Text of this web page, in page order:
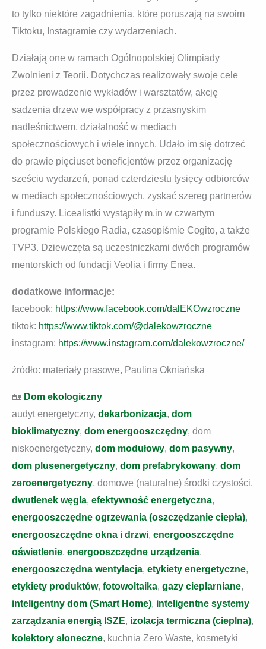
to tylko niektóre zagadnienia, które poruszają na swoim
Tiktoku, Instagramie czy wydarzeniach.
Działają one w ramach Ogólnopolskiej Olimpiady
Zwolnieni z Teorii. Dotychczas realizowały swoje cele
przez prowadzenie wykładów i warsztatów, akcję
sadzenia drzew we współpracy z przasnyskim
nadleśnictwem, działalność w mediach
społecznościowych i wiele innych. Udało im się dotrzeć
do prawie pięciuset beneficjentów przez organizację
sześciu wydarzeń, ponad czterdziestu tysięcy odbiorców
w mediach społecznościowych, zyskać szereg partnerów
i funduszy. Licealistki wystąpiły m.in w czwartym
programie Polskiego Radia, czasopiśmie Cogito, a także
TVP3. Dziewczęta są uczestniczkami dwóch programów
mentorskich od fundacji Veolia i firmy Enea.
dodatkowe informacje:
facebook: https://www.facebook.com/dalEKOwzroczne
tiktok: https://www.tiktok.com/@dalekowzroczne
instagram: https://www.instagram.com/dalekowzroczne/
źródło: materiały prasowe, Paulina Okniańska
🏡 Dom ekologiczny
audyt energetyczny, dekarbonizacja, dom
bioklimatyczny, dom energooszczędny, dom
niskoenergetyczny, dom modułowy, dom pasywny,
dom plusenergetyczny, dom prefabrykowany, dom
zeroenergetyczny, domowe (naturalne) środki czystości,
dwutlenek węgla, efektywność energetyczna,
energooszczędne ogrzewania (oszczędzanie ciepła),
energooszczędne okna i drzwi, energooszczędne
oświetlenie, energooszczędne urządzenia,
energooszczędna wentylacja, etykiety energetyczne,
etykiety produktów, fotowoltaika, gazy cieplarniane,
inteligentny dom (Smart Home), inteligentne systemy
zarządzania energią ISZE, izolacja termiczna (cieplna),
kolektory słoneczne, kuchnia Zero Waste, kosmetyki